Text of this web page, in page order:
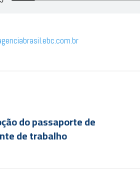
do passaporte de
de trabalho